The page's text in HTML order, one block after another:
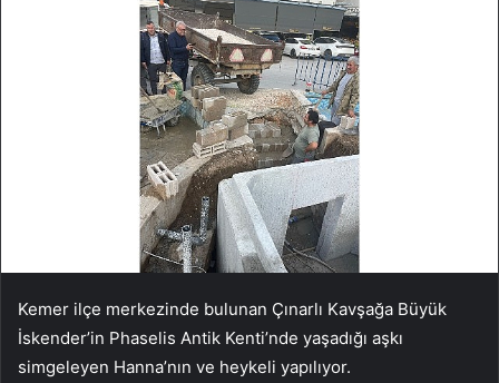
Kemer ilçe merkezinde bulunan Çınarlı Kavşağa Büyük
İskender’in Phaselis Antik Kenti’nde yaşadığı aşkı
simgeleyen Hanna’nın ve heykeli yapılıyor.